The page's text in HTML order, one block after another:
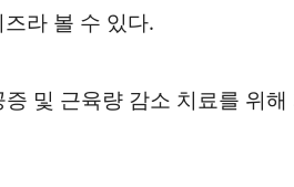
라 볼 수 있다.
및 근육량 감소 치료를 위